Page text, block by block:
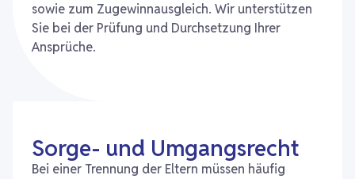
sowie zum Zugewinnausgleich. Wir unterstützen
Sie bei der Prüfung und Durchsetzung Ihrer
Ansprüche.
Sorge- und Umgangsrecht
Bei einer Trennung der Eltern müssen häufig